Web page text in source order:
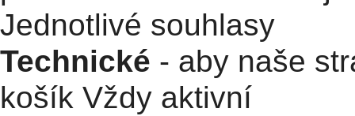
Jednotlivé souhlasy
Technické - aby naše
košík Vždy aktivní